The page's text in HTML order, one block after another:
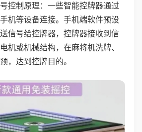
控制原理：一些智能控牌器通过
机等设备连接。手机端软件预设
信号给控牌器，控牌器接收到信
机或机械结构，在麻将机洗牌、
，达到控牌目的。